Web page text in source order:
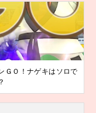
ＧＯ！ナゲキはソロで